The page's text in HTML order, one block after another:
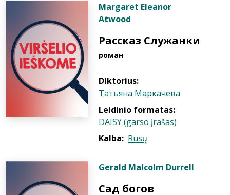
Margaret Eleanor
Atwood
Рассказ Служанки
роман
Diktorius:
Татьяна Маркачева
Leidinio formatas:
DAISY (garso įrašas)
Kalba: Rusų
Gerald Malcolm Durrell
Сад богов